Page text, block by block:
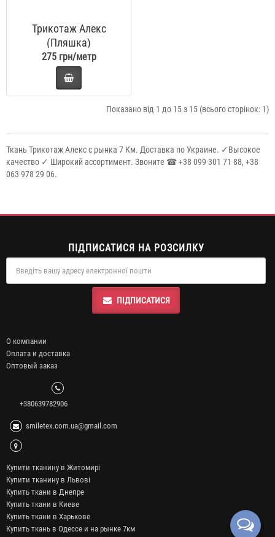
Трикотаж Алекс
(Пляшка)
275 грн/метр
Показано від 1 до 15 з 15 (всього сторінок: 1)
Ткань Трикотаж Алекс с рынка 7 Км. Доставка по Украине. ✓Высокое
качество ✓ Широкий ассортимент. Звоните ☎ +38 099 301 71 88, +38
063 978 29 06.
ПІДПИСАТИСЯ НА РОЗСИЛКУ
ПІДПИСАТИСЯ
О компании
Оплата и доставка
Оптовый заказ
+380639782906
smiletex.com.ua@gmail.com
Купити тканину в Житомирі
Купити тканину в Львові
Купить ткани в Днепре
Купить ткани в Киеве
Купить ткани в Харькове
Купить ткань в Одессе и на рынке 7км